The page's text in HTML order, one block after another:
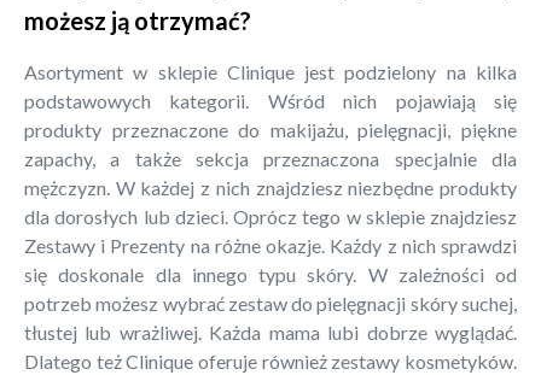
możesz ją otrzymać?
Asortyment w sklepie Clinique jest podzielony na kilka
podstawowych kategorii. Wśród nich pojawiają się
produkty przeznaczone do makijażu, pielęgnacji, piękne
zapachy, a także sekcja przeznaczona specjalnie dla
mężczyzn. W każdej z nich znajdziesz niezbędne produkty
dla dorosłych lub dzieci. Oprócz tego w sklepie znajdziesz
Zestawy i Prezenty na różne okazje. Każdy z nich sprawdzi
się doskonale dla innego typu skóry. W zależności od
potrzeb możesz wybrać zestaw do pielęgnacji skóry suchej,
tłustej lub wrażliwej. Każda mama lubi dobrze wyglądać.
Dlatego też Clinique oferuje również zestawy kosmetyków.